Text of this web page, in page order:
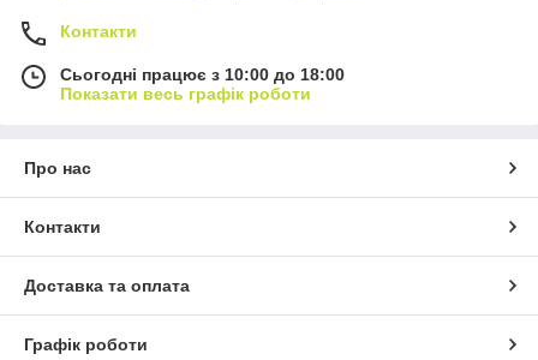
Контакти
Сьогодні працює з 10:00 до 18:00
Показати весь графік роботи
Про нас
Контакти
Доставка та оплата
Графік роботи